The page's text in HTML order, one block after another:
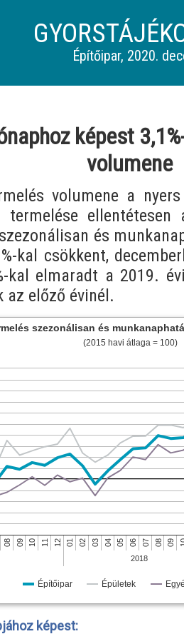
Építőipar, 2020.
képest
volumene
volumene a
és
kal csökkent,
kal elmaradt a 2019.
az előző évinél.
szezonálisan és
(2015 havi átlaga = 100)
Építőipar Épületek
08 09 10 11 12 01
2018
02 03 04 05 06 07 08 09
képest: